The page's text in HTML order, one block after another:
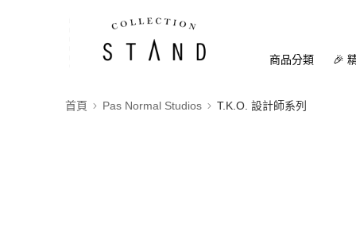
商品分類 🎉
首頁 Pas Normal Studios T.K.O. 設計師系列